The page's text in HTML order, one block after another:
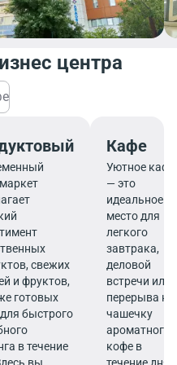
центра
свежих
и фруктов,
готовых
быстрого
в течение
Кафе
Уютное кафе
— это
идеальное
место для
легкого
завтрака,
деловой
встречи или
перерыва на
чашечку
ароматного
кофе в